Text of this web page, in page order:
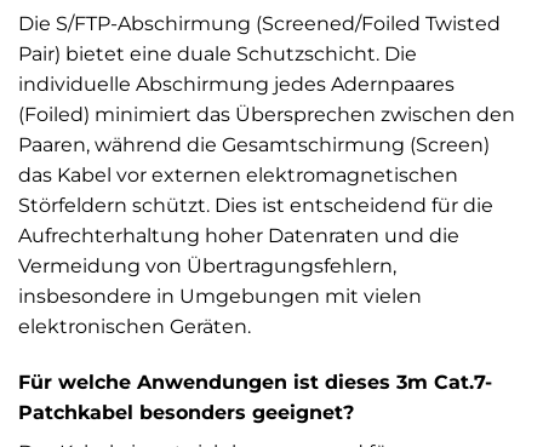
Die S/FTP-Abschirmung (Screened/Foiled Twisted
Pair) bietet eine duale Schutzschicht. Die
individuelle Abschirmung jedes Adernpaares
(Foiled) minimiert das Übersprechen zwischen den
Paaren, während die Gesamtschirmung (Screen)
das Kabel vor externen elektromagnetischen
Störfeldern schützt. Dies ist entscheidend für die
Aufrechterhaltung hoher Datenraten und die
Vermeidung von Übertragungsfehlern,
insbesondere in Umgebungen mit vielen
elektronischen Geräten.
Für welche Anwendungen ist dieses 3m Cat.7-
Patchkabel besonders geeignet?